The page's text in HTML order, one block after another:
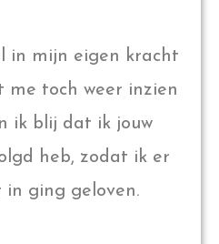
in mijn eigen kracht
toch weer inzien
ik blij dat ik jouw
heb, zodat ik er
in ging geloven.